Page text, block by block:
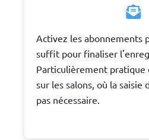
Activez les abonnements
suffit pour finaliser
Particulièrement pratique
sur les salons, où la saisie
pas nécessaire.